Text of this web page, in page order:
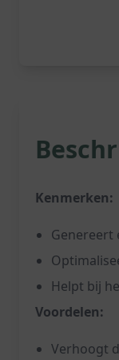
Kenmerken:
Genereert
Helpt bij
Voordelen:
Verhoogt